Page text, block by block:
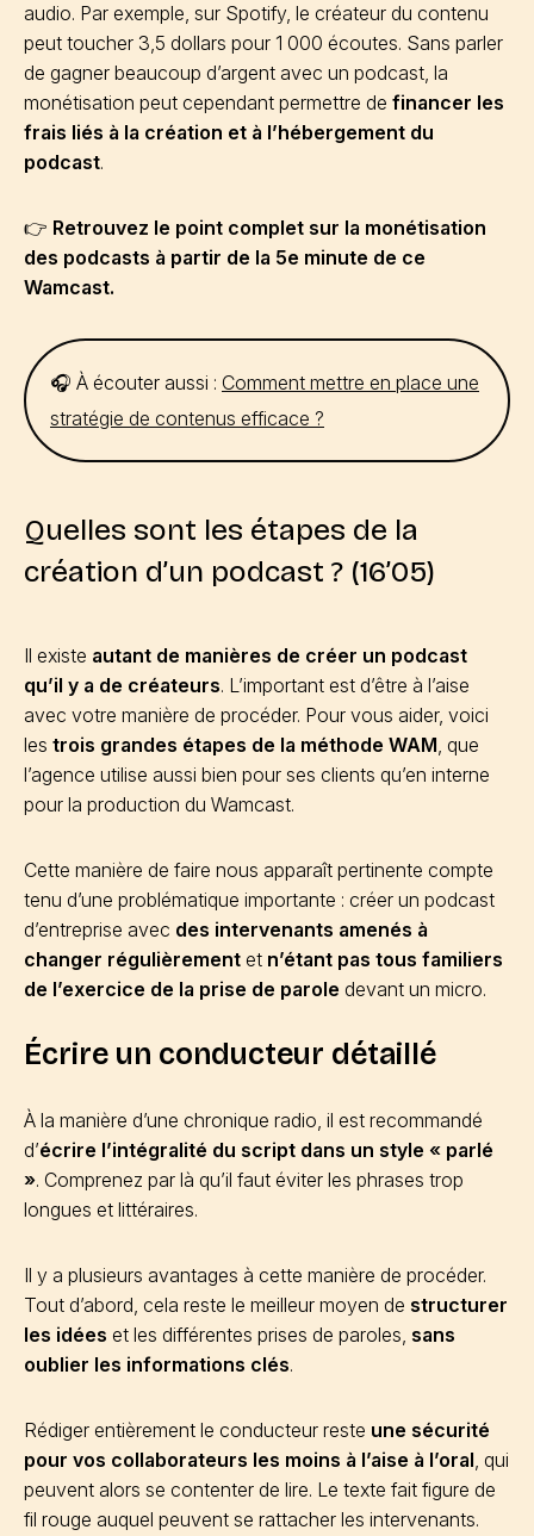
audio. Par exemple, sur Spotify, le créateur du contenu
peut toucher 3,5 dollars pour 1 000 écoutes. Sans parler
de gagner beaucoup d’argent avec un podcast, la
monétisation peut cependant permettre de financer les
frais liés à la création et à l’hébergement du
podcast.
👉 Retrouvez le point complet sur la monétisation
des podcasts à partir de la 5e minute de ce
Wamcast.
🎧 À écouter aussi : Comment mettre en place une
stratégie de contenus efficace ?
Quelles sont les étapes de la
création d’un podcast ? (16’05)
Il existe autant de manières de créer un podcast
qu’il y a de créateurs. L’important est d’être à l’aise
avec votre manière de procéder. Pour vous aider, voici
les trois grandes étapes de la méthode WAM, que
l’agence utilise aussi bien pour ses clients qu’en interne
pour la production du Wamcast.
Cette manière de faire nous apparaît pertinente compte
tenu d’une problématique importante : créer un podcast
d’entreprise avec des intervenants amenés à
changer régulièrement et n’étant pas tous familiers
de l’exercice de la prise de parole devant un micro.
Écrire un conducteur détaillé
À la manière d’une chronique radio, il est recommandé
d’écrire l’intégralité du script dans un style « parlé
». Comprenez par là qu’il faut éviter les phrases trop
longues et littéraires.
Il y a plusieurs avantages à cette manière de procéder.
Tout d’abord, cela reste le meilleur moyen de structurer
les idées et les différentes prises de paroles, sans
oublier les informations clés.
Rédiger entièrement le conducteur reste une sécurité
pour vos collaborateurs les moins à l’aise à l’oral, qui
peuvent alors se contenter de lire. Le texte fait figure de
fil rouge auquel peuvent se rattacher les intervenants.